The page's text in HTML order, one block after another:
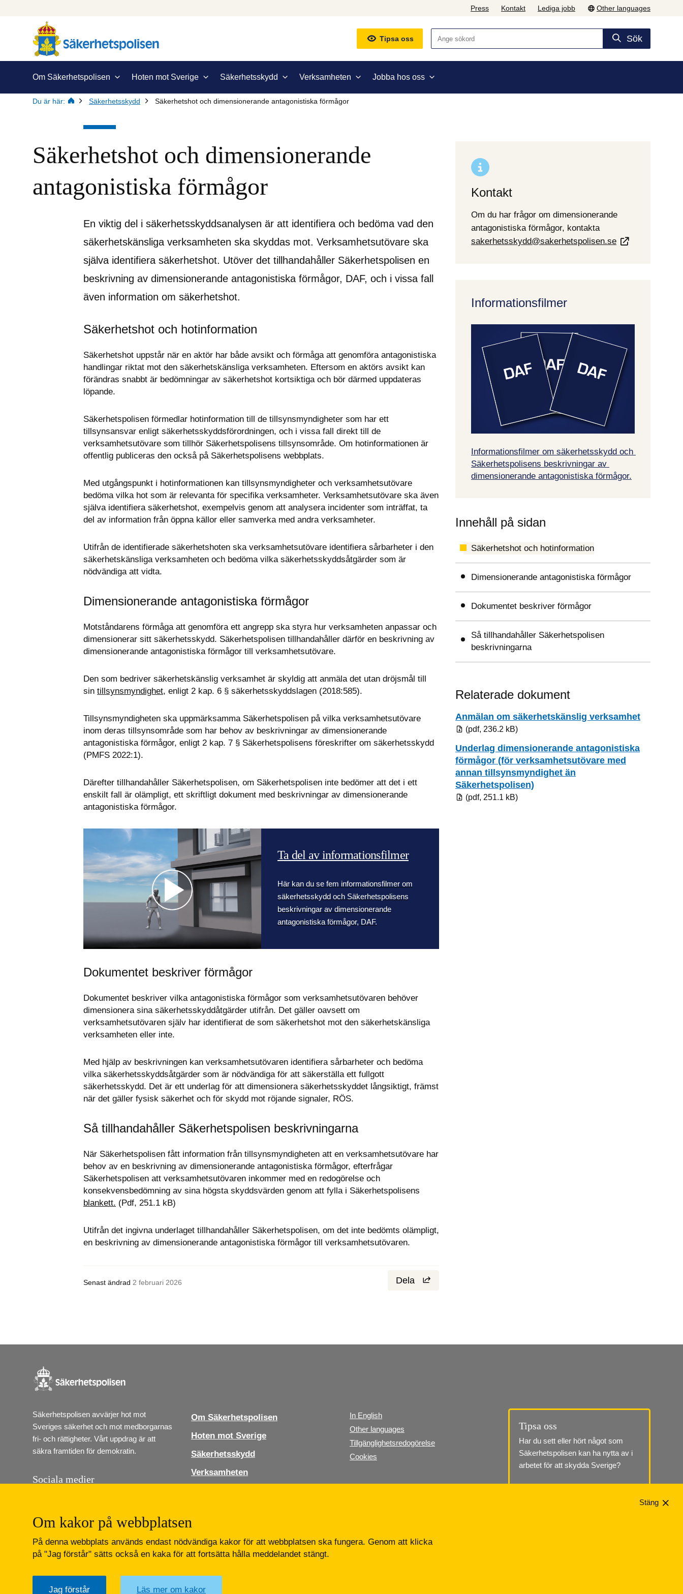
Press Kontakt Lediga jobb Other languages
Tipsa oss Sök
Om Säkerhetspolisen Hoten mot Sverige Säkerhetsskydd Verksamheten Jobba hos oss
Du är här: Säkerhetsskydd Säkerhetshot och dimensionerande antagonistiska förmågor
Säkerhetshot och dimensionerande
antagonistiska förmågor
En viktig del i säkerhetsskyddsanalysen är att identifiera och bedöma vad den
säkerhetskänsliga verksamheten ska skyddas mot. Verksamhetsutövare ska
själva identifiera säkerhetshot. Utöver det tillhandahåller Säkerhetspolisen en
beskrivning av dimensionerande antagonistiska förmågor, DAF, och i vissa fall
även information om säkerhetshot.
Säkerhetshot och hotinformation
Säkerhetshot uppstår när en aktör har både avsikt och förmåga att genomföra antagonistiska
handlingar riktat mot den säkerhetskänsliga verksamheten. Eftersom en aktörs avsikt kan
förändras snabbt är bedömningar av säkerhetshot kortsiktiga och bör därmed uppdateras
löpande.
Säkerhetspolisen förmedlar hotinformation till de tillsynsmyndigheter som har ett
tillsynsansvar enligt säkerhetsskyddsförordningen, och i vissa fall direkt till de
verksamhetsutövare som tillhör Säkerhetspolisens tillsynsområde. Om hotinformationen är
offentlig publiceras den också på Säkerhetspolisens webbplats.
Med utgångspunkt i hotinformationen kan tillsynsmyndigheter och verksamhetsutövare
bedöma vilka hot som är relevanta för specifika verksamheter. Verksamhetsutövare ska även
själva identifiera säkerhetshot, exempelvis genom att analysera incidenter som inträffat, ta
del av information från öppna källor eller samverka med andra verksamheter.
Utifrån de identifierade säkerhetshoten ska verksamhetsutövare identifiera sårbarheter i den
säkerhetskänsliga verksamheten och bedöma vilka säkerhetsskyddsåtgärder som är
nödvändiga att vidta.
Dimensionerande antagonistiska förmågor
Motståndarens förmåga att genomföra ett angrepp ska styra hur verksamheten anpassar och
dimensionerar sitt säkerhetsskydd. Säkerhetspolisen tillhandahåller därför en beskrivning av
dimensionerande antagonistiska förmågor till verksamhetsutövare.
Den som bedriver säkerhetskänslig verksamhet är skyldig att anmäla det utan dröjsmål till
sin tillsynsmyndighet, enligt 2 kap. 6 § säkerhetsskyddslagen (2018:585).
Tillsynsmyndigheten ska uppmärksamma Säkerhetspolisen på vilka verksamhetsutövare
inom deras tillsynsområde som har behov av beskrivningar av dimensionerande
antagonistiska förmågor, enligt 2 kap. 7 § Säkerhetspolisens föreskrifter om säkerhetsskydd
(PMFS 2022:1).
Därefter tillhandahåller Säkerhetspolisen, om Säkerhetspolisen inte bedömer att det i ett
enskilt fall är olämpligt, ett skriftligt dokument med beskrivningar av dimensionerande
antagonistiska förmågor.
Ta del av informationsfilmer
Här kan du se fem informationsfilmer om
säkerhetsskydd och Säkerhetspolisens
beskrivningar av dimensionerande
antagonistiska förmågor, DAF.
Dokumentet beskriver förmågor
Dokumentet beskriver vilka antagonistiska förmågor som verksamhetsutövaren behöver
dimensionera sina säkerhetsskyddåtgärder utifrån. Det gäller oavsett om
verksamhetsutövaren själv har identifierat de som säkerhetshot mot den säkerhetskänsliga
verksamheten eller inte.
Med hjälp av beskrivningen kan verksamhetsutövaren identifiera sårbarheter och bedöma
vilka säkerhetsskyddsåtgärder som är nödvändiga för att säkerställa ett fullgott
säkerhetsskydd. Det är ett underlag för att dimensionera säkerhetsskyddet långsiktigt, främst
när det gäller fysisk säkerhet och för skydd mot röjande signaler, RÖS.
Så tillhandahåller Säkerhetspolisen beskrivningarna
När Säkerhetspolisen fått information från tillsynsmyndigheten att en verksamhetsutövare har
behov av en beskrivning av dimensionerande antagonistiska förmågor, efterfrågar
Säkerhetspolisen att verksamhetsutövaren inkommer med en redogörelse och
blankett. Pdf, 251.1 kB.
(Pdf, 251.1 kB)
Utifrån det ingivna underlaget tillhandahåller Säkerhetspolisen, om det inte bedömts olämpligt,
en beskrivning av dimensionerande antagonistiska förmågor till verksamhetsutövaren.
Senast ändrad 2 februari 2026 Dela
Kontakt
Om du har frågor om dimensionerande
antagonistiska förmågor, kontakta
sakerhetsskydd@sakerhetspolisen.se
Informationsfilmer
Informationsfilmer om säkerhetsskydd och
Säkerhetspolisens beskrivningar av
dimensionerande antagonistiska förmågor.
Innehåll på sidan
Säkerhetshot och hotinformation
Dimensionerande antagonistiska förmågor
Dokumentet beskriver förmågor
Så tillhandahåller Säkerhetspolisen
beskrivningarna
Relaterade dokument
Anmälan om säkerhetskänslig verksamhetPdf,
(pdf, 236.2 kB)
Underlag dimensionerande antagonistiska
förmågor (för verksamhetsutövare med
annan tillsynsmyndighet än
Säkerhetspolisen)
(pdf, 251.1 kB)
Säkerhetspolisen avvärjer hot mot
Sveriges säkerhet och mot medborgarnas
fri- och rättigheter. Vårt uppdrag är att
säkra framtiden för demokratin.
Sociala medier
Instagram LinkedIn Youtube
Om Säkerhetspolisen
Hoten mot Sverige
Säkerhetsskydd
Verksamheten
In English
Other languages
Tillgänglighetsredogörelse
Cookies
Tipsa oss
Har du sett eller hört något som
Säkerhetspolisen kan ha nytta av i
arbetet för att skydda Sverige?
Om kakor på webbplatsen
På denna webbplats används endast nödvändiga kakor för att webbplatsen ska fungera. Genom att klicka
på "Jag förstår" sätts också en kaka för att fortsätta hålla meddelandet stängt.
Jag förstår Läs mer om kakor
Stäng